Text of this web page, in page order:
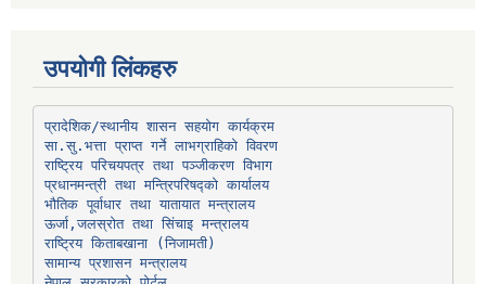
उपयोगी लिंकहरु
प्रादेशिक/स्थानीय शासन सहयोग कार्यक्रम
सा.सु.भत्ता प्राप्त गर्ने लाभग्राहिको विवरण
राष्ट्रिय परिचयपत्र तथा पञ्‍जीकरण विभाग
प्रधानमन्त्री तथा मन्त्रिपरिषद्को कार्यालय
भौतिक पूर्वाधार तथा यातायात मन्त्रालय
ऊर्जा,जलस्रोत तथा सिंचाइ मन्त्रालय
सामान्य प्रशासन मन्त्रालय